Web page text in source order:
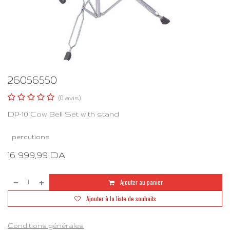
26056550
(0 avis)
DP-10 Cow Bell Set with stand
percutions
16 999,99 DA
Ajouter au panier
Ajouter à la liste de souhaits
Conditions générales